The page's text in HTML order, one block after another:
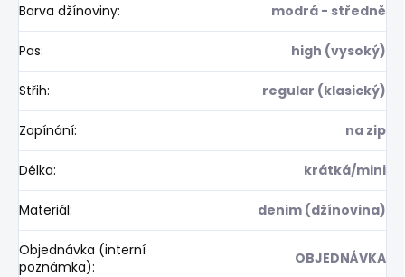
Barva džínoviny: modrá - středně
Pas: high (vysoký)
Střih: regular (klasický)
Zapínání: na zip
Délka: krátká/mini
Materiál: denim (džínovina)
Objednávka (interní
poznámka): OBJEDNÁVKA